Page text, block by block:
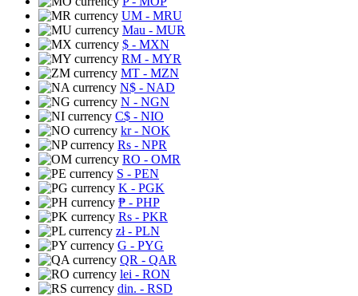
UM - MRU
Mau - MUR
$ - MXN
RM - MYR
MT - MZN
N$ - NAD
N - NGN
C$ - NIO
kr- NOK
Rs - NPR
RO - OMR
S - PEN
K - PGK
₱ - PHP
Rs - PKR
zł- PLN
G - PYG
QR - QAR
lei - RON
din. - RSD